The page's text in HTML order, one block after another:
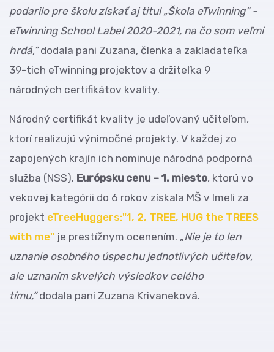
podarilo pre školu získať aj titul „Škola eTwinning“ -
eTwinning School Label 2020-2021, na čo som veľmi
hrdá,“dodala pani Zuzana, členka a zakladateľka
39-tich eTwinning projektov a držiteľka 9
národných certifikátov kvality.
Národný certifikát kvality je udeľovaný učiteľom,
ktorí realizujú výnimočné projekty. V každej zo
zapojených krajín ich nominuje národná podporná
služba (NSS). Európsku cenu – 1. miesto, ktorú vo
vekovej kategórii do 6 rokov získala MŠ v Imeli za
projekt eTreeHuggers:"1, 2, TREE, HUG the TREES
with me" je prestížnym ocenením. „Nie je to len
uznanie osobného úspechu jednotlivých učiteľov,
ale uznaním skvelých výsledkov celého
tímu,“dodala pani Zuzana Krivaneková.